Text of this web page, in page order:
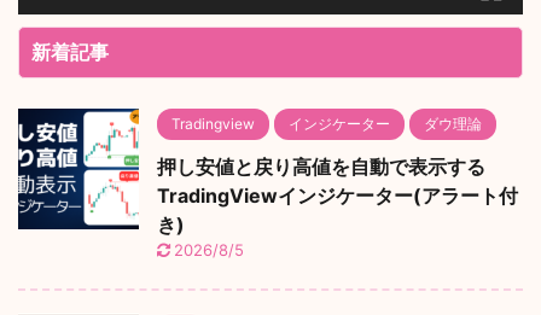
新着記事
Tradingview インジケーター ダウ理論
押し安値と戻り高値を自動で表示する
TradingViewインジケーター(アラート付
き)
2026/8/5